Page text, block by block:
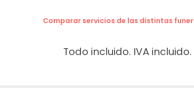
Comparar servicios de las distintas
Todo incluido. IVA incluido.